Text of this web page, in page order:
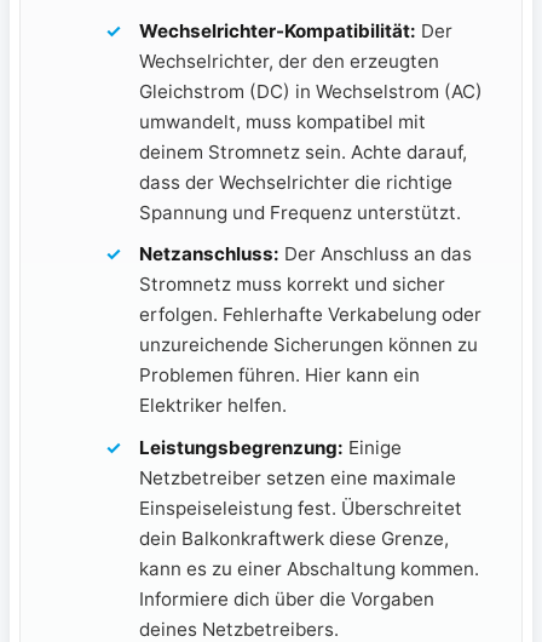
Wechselrichter-Kompatibilität: ⁣Der
Wechselrichter, der den erzeugten​
Gleichstrom ​(DC) in Wechselstrom (AC)
umwandelt, muss kompatibel mit​
deinem Stromnetz sein. Achte darauf,
dass der Wechselrichter die richtige
Spannung und Frequenz unterstützt.
Netzanschluss: Der Anschluss an das
Stromnetz muss korrekt und sicher
erfolgen. Fehlerhafte⁣ Verkabelung oder
unzureichende Sicherungen können zu
Problemen führen. Hier kann⁣ ein
Elektriker helfen.
Leistungsbegrenzung: Einige​
Netzbetreiber setzen eine maximale
Einspeiseleistung fest. Überschreitet
dein Balkonkraftwerk diese Grenze,
kann es zu einer Abschaltung kommen.
Informiere dich über die Vorgaben
deines Netzbetreibers.